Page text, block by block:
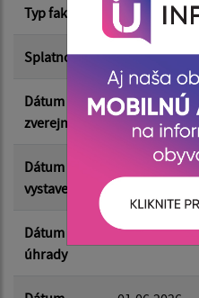
Suma do:
Filtrovať
Typ faktúry dodávateľská
Splatnosť 15.06.2026
Dátum
zverejnenia
18.06.2026
Dátum
vystavenia
01.06.2026
Dátum
úhrady
10.06.2026